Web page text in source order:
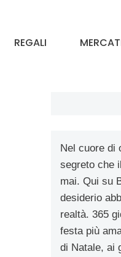
REGALI
Nel cuore di
segreto che
mai. Qui su
desiderio
realtà. 365
festa più
di Natale, ai